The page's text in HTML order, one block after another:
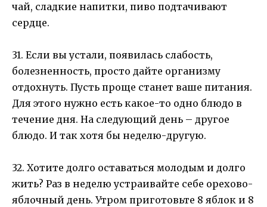
чай, сладкие напитки, пиво подтачивают
сердце.
31. Если вы устали, появилась слабость,
болезненность, просто дайте организму
отдохнуть. Пусть проще станет ваше питания.
Для этого нужно есть какое-то одно блюдо в
течение дня. На следующий день – другое
блюдо. И так хотя бы неделю-другую.
32. Хотите долго оставаться молодым и долго
жить? Раз в неделю устраивайте себе орехово-
яблочный день. Утром приготовьте 8 яблок и 8